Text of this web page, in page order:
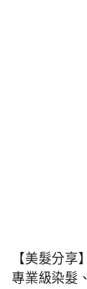
【美髮分享
專業級染髮